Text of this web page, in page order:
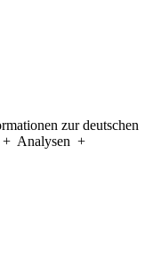
zur deutschen
Analysen +